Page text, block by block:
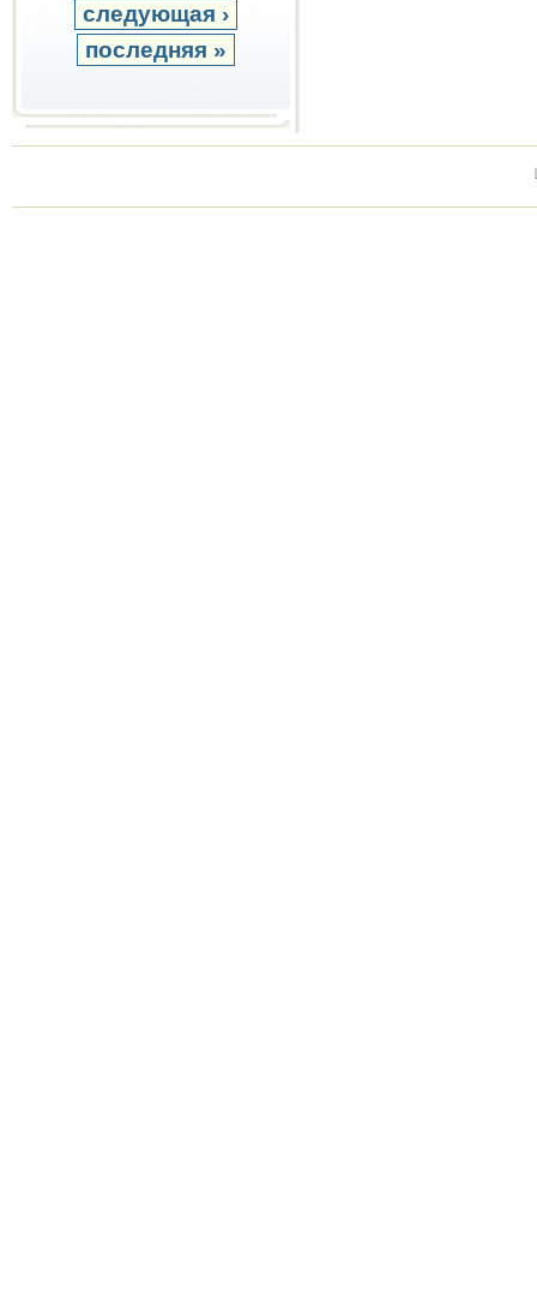
следующая ›
последняя »